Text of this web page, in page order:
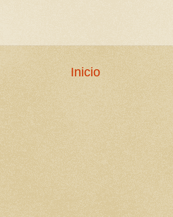
Inicio